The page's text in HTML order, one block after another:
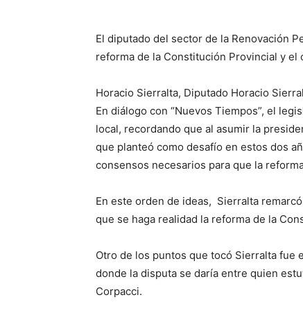
El diputado del sector de la Renovación
reforma de la Constitución Provincial y el
Horacio Sierralta, Diputado Horacio
En diálogo con “Nuevos Tiempos”, el
local, recordando que al asumir la
que planteó como desafío en estos dos
consensos necesarios para que la
En este orden de ideas, Sierralta
que se haga realidad la reforma de la
Otro de los puntos que tocó Sierralta fue
donde la disputa se daría entre quien
Corpacci.